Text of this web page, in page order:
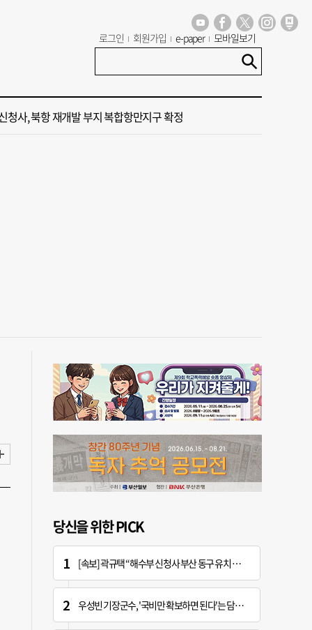
로그인 회원가입 e-paper 모바일보기
부추기는 제13호 태풍 '돌핀' 이동경로 유동적…북쪽으로 꺾일까
신청사, 북항 재개발 부지 복합항만지구 확정
이드' 자처한 한동훈…'구포데이'로 북구 알리기 총력
당신을 위한 PICK
[속보] 곽규택 “해수부 신청사 부산 동구 유치 환영…해양 중심지 완성할 것”
우성빈 기장군수, '국비만 확보하면 된다'는 담당자에 "국비는 국민의 혈세" 지적